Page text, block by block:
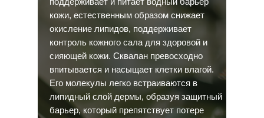
кожи, естественным образом снижает
окисление липидов, поддерживает
контроль кожного сала для здоровой и
сияющей кожи. Сквалан превосходно
впитывается и насыщает клетки влагой.
Его молекулы легко встраиваются в
липидный слой дермы, образуя защитный
барьер, который препятствует потере